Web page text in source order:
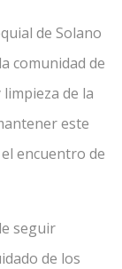
de Solano
comunidad de
de la
este
encuentro de
seguir
de los